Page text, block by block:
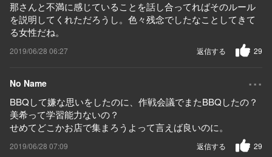
那さんと不満に感じていることを話し合ってればそのルール
を説明してくれただろうし。色々残念でしたなことしてきて
る女性だね。
2019/06/28 06:27 29
返信する
No Name ...
BBQして嫌な思いをしたのに、作戦会議でまたBBQしたの？
美希って学習能力ないの？
せめてどこかお店で集まろうよって言えば良いのに。
2019/06/28 07:09 29
返信する